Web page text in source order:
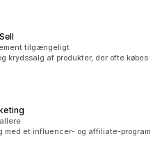
tilgængeligt
krydssalg af produkter, der ofte købes
et influencer- og affiliate-program